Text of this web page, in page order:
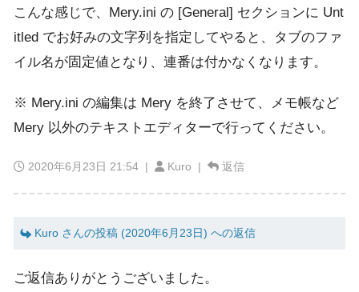
こんな感じで、Mery.ini の [General] セクションに Unt
itled でお好みの文字列を指定してやると、タブのファ
イル名が固定値となり、連番は付かなくなります。
※ Mery.ini の編集は Mery を終了させて、メモ帳など
Mery 以外のテキストエディターで行ってください。
2020年6月23日 21:54 | Kuro | 返信
Kuro さんの投稿 (2020年6月23日) への返信
ご返信ありがとうございました。